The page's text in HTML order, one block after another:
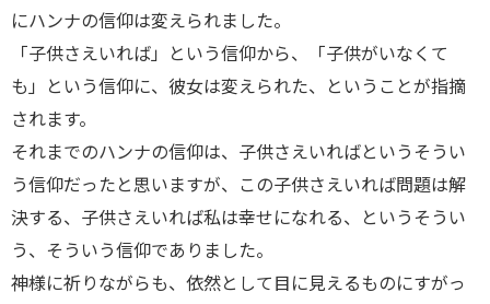
にハンナの信仰は変えられました。
「子供さえいれば」という信仰から、「子供がいなくて
も」という信仰に、彼女は変えられた、ということが指摘
されます。
それまでのハンナの信仰は、子供さえいればというそうい
う信仰だったと思いますが、この子供さえいれば問題は解
決する、子供さえいれば私は幸せになれる、というそうい
う、そういう信仰でありました。
神様に祈りながらも、依然として目に見えるものにすがっ